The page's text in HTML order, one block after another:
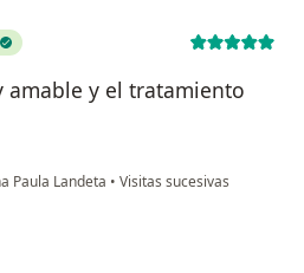
amable y el tratamiento
Paula Landeta • Visitas sucesivas